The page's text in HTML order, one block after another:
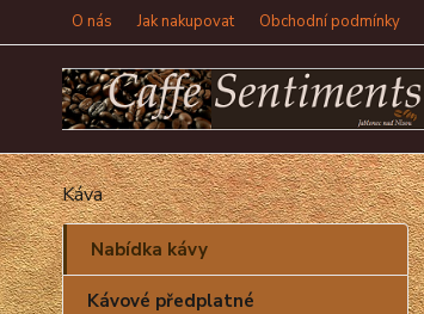
O nás Jak nakupovat Obchodní podmínky
Káva
Nabídka kávy
Kávové předplatné